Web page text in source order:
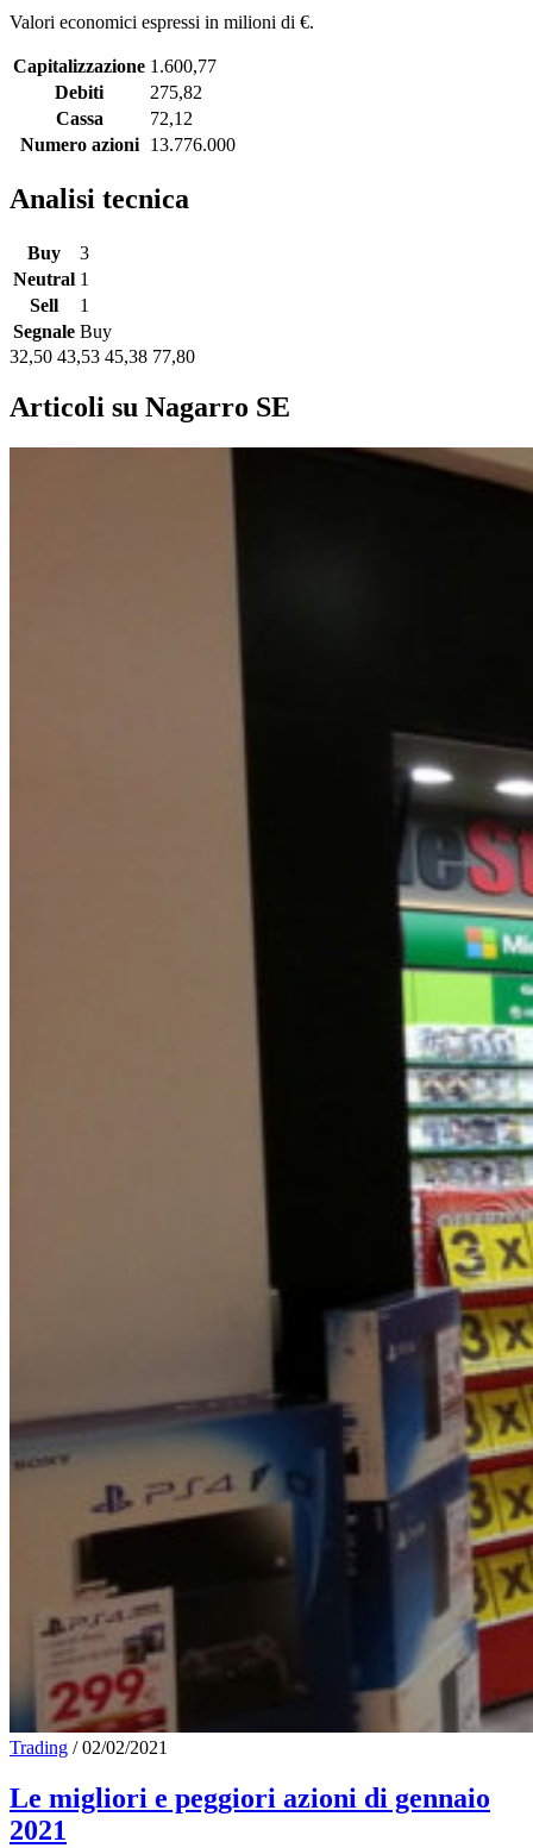
Valori economici espressi in milioni di €.
Capitalizzazione 1.600,77
Debiti
275,82
Cassa
72,12
Numero azioni
13.776.000
Analisi tecnica
Buy
3
Neutral 1
Sell
1
Segnale Buy
32,50 43,53 45,38 77,80
Articoli su Nagarro SE
Trading / 02/02/2021
Le migliori e peggiori azioni di gennaio
2021